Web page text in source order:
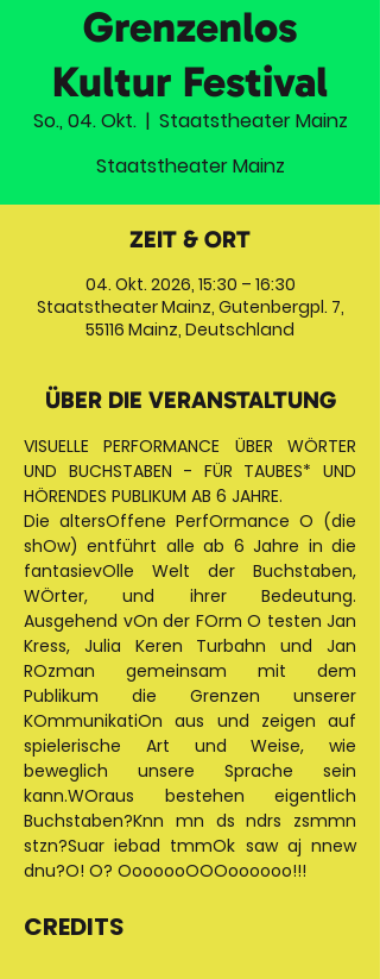
Grenzenlos
Kultur Festival
So., 04. Okt.
  |
Staatstheater Mainz
Staatstheater Mainz
ZEIT & ORT
04. Okt. 2026, 15:30 – 16:30
Staatstheater Mainz, Gutenbergpl. 7,
55116 Mainz, Deutschland
ÜBER DIE VERANSTALTUNG
VISUELLE PERFORMANCE ÜBER WÖRTER
UND BUCHSTABEN - FÜR TAUBES* UND
HÖRENDES PUBLIKUM AB 6 JAHRE.
Die altersOffene PerfOrmance O (die
shOw) entführt alle ab 6 Jahre in die
fantasievOlle Welt der Buchstaben,
WÖrter, und ihrer Bedeutung.
Ausgehend vOn der FOrm O testen Jan
Kress, Julia Keren Turbahn und Jan
ROzman gemeinsam mit dem
Publikum die Grenzen unserer
KOmmunikatiOn aus und zeigen auf
spielerische Art und Weise, wie
beweglich unsere Sprache sein
kann.WOraus bestehen eigentlich
Buchstaben?Knn mn ds ndrs zsmmn
stzn?Suar iebad tmmOk saw aj nnew
dnu?O! O? OoooooOOOoooooo!!!
CREDITS